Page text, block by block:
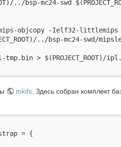
mkifs. Здесь собран комплект
= {